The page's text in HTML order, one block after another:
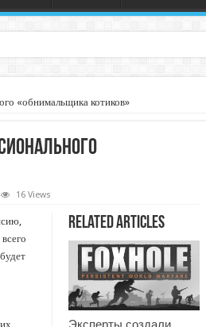
«обнимальщика котиков»
16 Views
Related Articles
Эксперты создали